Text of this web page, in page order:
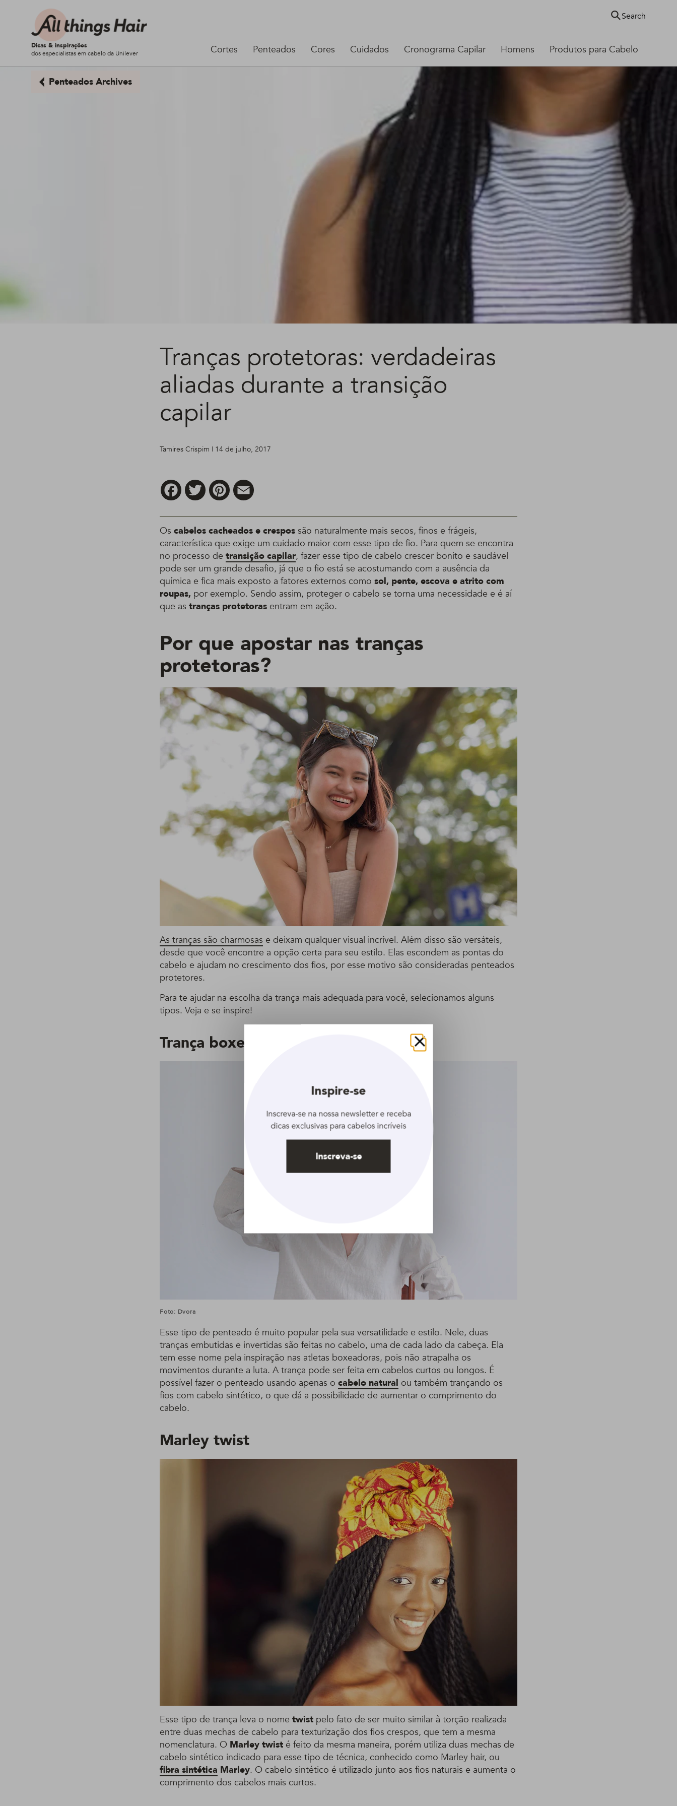
Dicas & inspirações
dos especialistas em cabelo da Unilever
Cortes Penteados Cores Cuidados Cronograma Capilar Homens Produtos para Cabelo
Search
Penteados Archives
Tranças protetoras: verdadeiras
aliadas durante a transição
capilar
Tamires Crispim | 14 de julho, 2017
FacebookTwitter Pinterest
Os cabelos cacheados e crespos são naturalmente mais secos, finos e frágeis,
característica que exige um cuidado maior com esse tipo de fio. Para quem se encontra
no processo de transição capilar, fazer esse tipo de cabelo crescer bonito e saudável
pode ser um grande desafio, já que o fio está se acostumando com a ausência da
química e fica mais exposto a fatores externos como sol, pente, escova e atrito com
roupas, por exemplo. Sendo assim, proteger o cabelo se torna uma necessidade e é aí
que as tranças protetoras entram em ação.
Por que apostar nas tranças
protetoras?
As tranças são charmosas e deixam qualquer visual incrível. Além disso são versáteis,
desde que você encontre a opção certa para seu estilo. Elas escondem as pontas do
cabelo e ajudam no crescimento dos fios, por esse motivo são consideradas penteados
protetores.
Para te ajudar na escolha da trança mais adequada para você, selecionamos alguns
tipos. Veja e se inspire!
Trança boxeadora
Foto: Dvora
Esse tipo de penteado é muito popular pela sua versatilidade e estilo. Nele, duas
tranças embutidas e invertidas são feitas no cabelo, uma de cada lado da cabeça. Ela
tem esse nome pela inspiração nas atletas boxeadoras, pois não atrapalha os
movimentos durante a luta. A trança pode ser feita em cabelos curtos ou longos. É
possível fazer o penteado usando apenas o cabelo natural ou também trançando os
fios com cabelo sintético, o que dá a possibilidade de aumentar o comprimento do
cabelo.
Marley twist
Esse tipo de trança leva o nome twist pelo fato de ser muito similar à torção realizada
entre duas mechas de cabelo para texturização dos fios crespos, que tem a mesma
nomenclatura. O Marley twist é feito da mesma maneira, porém utiliza duas mechas de
cabelo sintético indicado para esse tipo de técnica, conhecido como Marley hair, ou
fibra sintética Marley. O cabelo sintético é utilizado junto aos fios naturais e aumenta o
comprimento dos cabelos mais curtos.
Fechar
Inspire-se
Inscreva-se na nossa newsletter e receba
dicas exclusivas para cabelos incríveis
Inscreva-se